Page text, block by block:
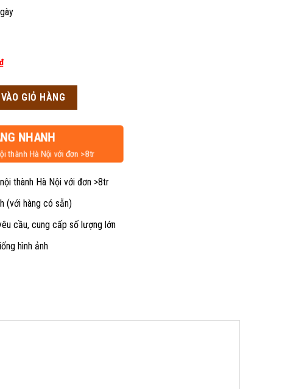
₫Giá
tại
là: GIỎ HÀNG
NHANH
thành Hà Nội với đơn >8tr
thành Hà Nội với đơn >8tr
(với hàng có sẵn)
cầu, cung cấp số lượng lớn
hình ảnh